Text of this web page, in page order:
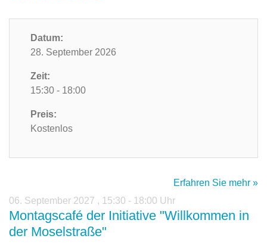
Datum:
28. September 2026
Zeit:
15:30 - 18:00
Preis:
Kostenlos
Erfahren Sie mehr »
06. September 2027 , 15:30 - 18:00 Uhr
Montagscafé der Initiative "Willkommen in
der Moselstraße"